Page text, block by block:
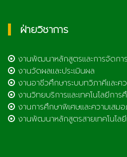
ฝ่ายวิชาการ
งานพัฒนาหลักสูตรและการจัดกา
งานวัดผลและประเมินผล
งานอาชีวศึกษาระบบทวิภาคีและค
งานวิทยบริการและเทคโนโลยีการ
งานการศึกษาพิเศษและความเสม
งานพัฒนาหลักสูตรสายเทคโนโล